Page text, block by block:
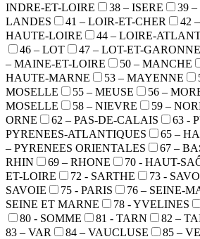
INDRE-ET-LOIRE
38 – ISERE 39 –
LANDES
41 – LOIR-ET-CHER 42
HAUTE-LOIRE
44 – LOIRE-
46 – LOT
47 – LOT-ET-GARONNE
– MAINE-ET-LOIRE
50 – MANCHE
HAUTE-MARNE
53 – MAYENNE
MOSELLE
55 – MEUSE 56 –
MOSELLE
58 – NIEVRE 59 –
ORNE
62 – PAS-DE-CALAIS 63 -
PYRENEES-ATLANTIQUES
65 –
– PYRENEES ORIENTALES
67 –
RHIN
69 – RHONE 70 - HAUT-
ET-LOIRE
72 - SARTHE 73 -
SAVOIE
75 - PARIS 76 – SEINE-
SEINE ET MARNE
78 - YVELINES
80 - SOMME
81 - TARN
82 –
83 – VAR
84 – VAUCLUSE 85 –